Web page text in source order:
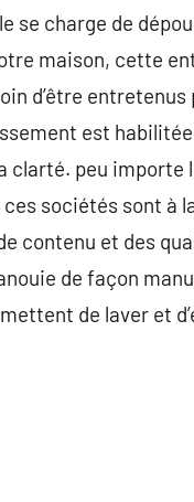
se charge de
maison, cette
d’être
est
peu
sociétés sont à
contenu et des
de façon
de laver et